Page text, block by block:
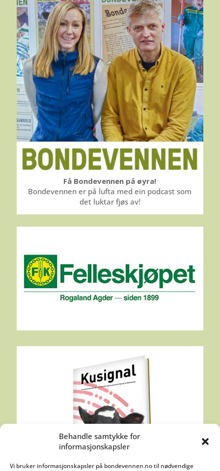
Behandle samtykke for
informasjonskapsler
Vi bruker informasjonskapsler på bondevennen.no til nødvendige
Få Bondevennen på øyra!
Bondevennen er på lufta med ein podcast som
det luktar fjøs av!